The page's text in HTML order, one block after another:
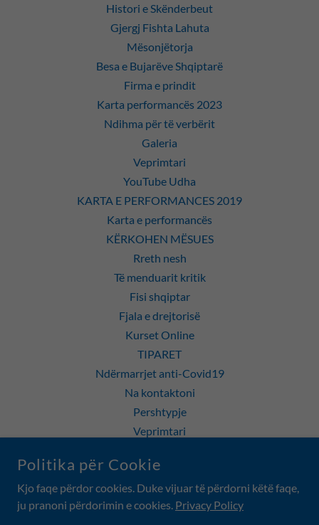
Histori e Skënderbeut
Gjergj Fishta Lahuta
Mësonjëtorja
Besa e Bujarëve Shqiptarë
Firma e prindit
Karta performancës 2023
Ndihma për të verbërit
Galeria
Veprimtari
YouTube Udha
KARTA E PERFORMANCES 2019
Karta e performancës
KËRKOHEN MËSUES
Rreth nesh
Të menduarit kritik
Fisi shqiptar
Fjala e drejtorisë
Kurset Online
TIPARET
Ndërmarrjet anti-Covid19
Na kontaktoni
Pershtypje
Veprimtari
Art Gallery Toronto
Politika për Cookie
Kjo faqe përdor cookies. Duke vijuar të përdorni këtë faqe,
ju pranoni përdorimin e cookies. Privacy Policy